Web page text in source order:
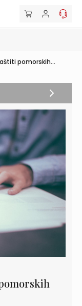
pomorskih...